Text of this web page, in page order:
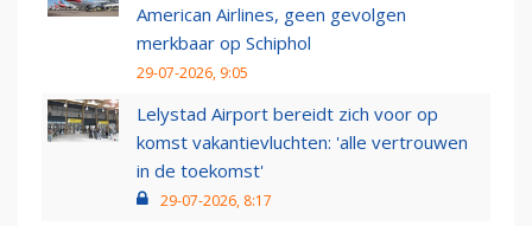
American Airlines, geen gevolgen
merkbaar op Schiphol
29-07-2026, 9:05
Lelystad Airport bereidt zich voor op
komst vakantievluchten: 'alle vertrouwen
in de toekomst'
29-07-2026, 8:17